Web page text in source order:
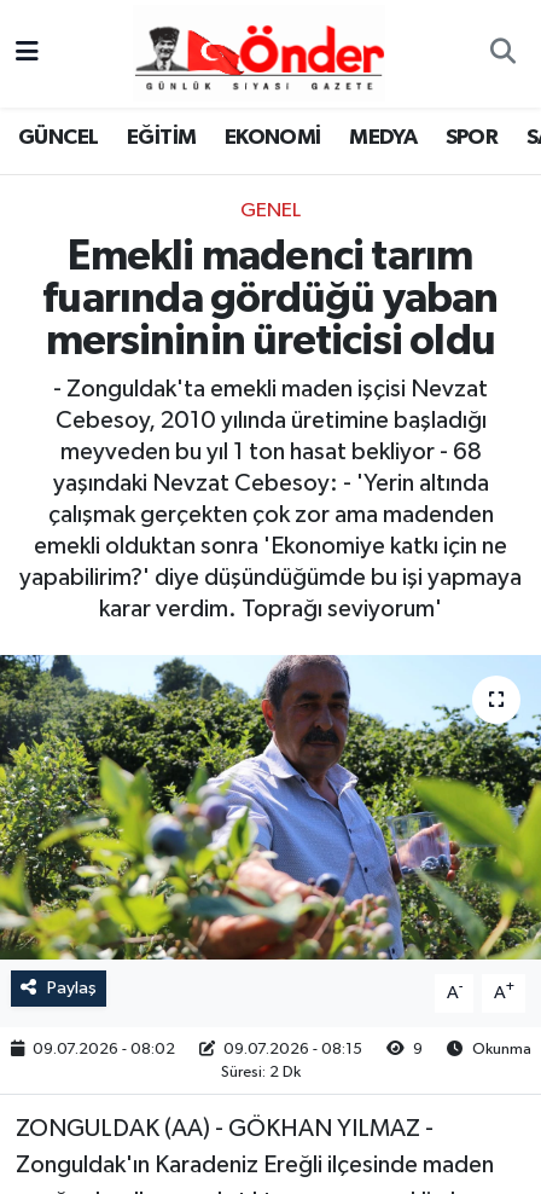
GÜNCEL EĞİTİM EKONOMİ MEDYA SPOR
GENEL
Emekli madenci tarım
fuarında gördüğü yaban
mersininin üreticisi oldu
- Zonguldak'ta emekli maden işçisi Nevzat
Cebesoy, 2010 yılında üretimine başladığı
meyveden bu yıl 1 ton hasat bekliyor - 68
yaşındaki Nevzat Cebesoy: - 'Yerin altında
çalışmak gerçekten çok zor ama madenden
emekli olduktan sonra 'Ekonomiye katkı için ne
yapabilirim?' diye düşündüğümde bu işi yapmaya
karar verdim. Toprağı seviyorum'
Paylaş A- A+
09.07.2026 - 08:02 09.07.2026 - 08:15 9
Okunma
Süresi: 2 Dk
ZONGULDAK (AA) - GÖKHAN YILMAZ -
Zonguldak'ın Karadeniz Ereğli ilçesinde maden
GÜNCEL
MEDYA
SPOR
SAĞLIK
KÜLTÜR-SANAT
YAŞAM
RESMİ İLAN
Zonguldak Nöbetçi Eczaneler
Zonguldak Namaz Vakitleri
Zonguldak Trafik Yoğunluk Haritası
TFF 3.Lig 4.Grup Puan Durumu ve Fikstür
Tüm Manşetler
Son Dakika Haberleri
Haber Arşivi